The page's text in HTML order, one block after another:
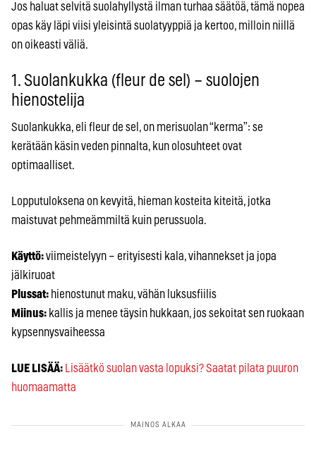
Jos haluat selvitä suolahyllystä ilman turhaa säätöä, tämä nopea
opas käy läpi viisi yleisintä suolatyyppiä ja kertoo, milloin niillä
on oikeasti väliä.
1. Suolankukka (fleur de sel) – suolojen
hienostelija
Suolankukka, eli fleur de sel, on merisuolan “kerma”: se
kerätään käsin veden pinnalta, kun olosuhteet ovat
optimaalliset.
Lopputuloksena on kevyitä, hieman kosteita kiteitä, jotka
maistuvat pehmeämmiltä kuin perussuola.
Käyttö:viimeistelyyn – erityisesti kala, vihannekset ja jopa
jälkiruoat
Plussat: hienostunut maku, vähän luksusfiilis
Miinus: kallis ja menee täysin hukkaan, jos sekoitat sen ruokaan
kypsennysvaiheessa
LUE LISÄÄ: Lisäätkö suolan vasta lopuksi? Saatat pilata puuron
huomaamatta